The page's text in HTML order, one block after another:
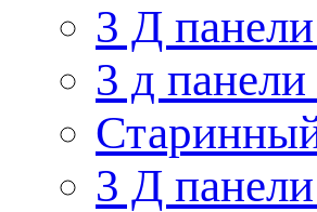
3 Д
3 д панели
3 Д